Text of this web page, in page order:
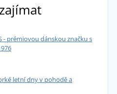
- prémiovou dánskou značku s
letní dny v pohodě a